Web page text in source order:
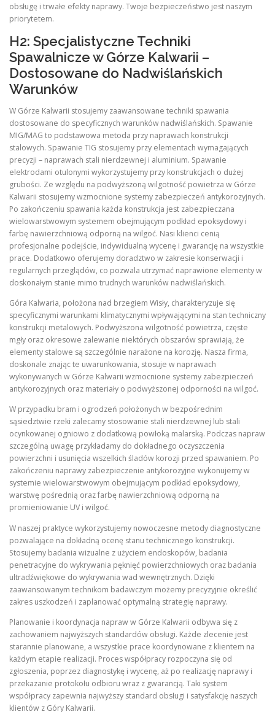
obsługę i trwałe efekty naprawy. Twoje bezpieczeństwo jest naszym
priorytetem.
H2: Specjalistyczne Techniki
Spawalnicze w Górze Kalwarii –
Dostosowane do Nadwiślańskich
Warunków
W Górze Kalwarii stosujemy zaawansowane techniki spawania
dostosowane do specyficznych warunków nadwiślańskich. Spawanie
MIG/MAG to podstawowa metoda przy naprawach konstrukcji
stalowych. Spawanie TIG stosujemy przy elementach wymagających
precyzji – naprawach stali nierdzewnej i aluminium. Spawanie
elektrodami otulonymi wykorzystujemy przy konstrukcjach o dużej
grubości. Ze względu na podwyższoną wilgotność powietrza w Górze
Kalwarii stosujemy wzmocnione systemy zabezpieczeń antykorozyjnych.
Po zakończeniu spawania każda konstrukcja jest zabezpieczana
wielowarstwowym systemem obejmującym podkład epoksydowy i
farbę nawierzchniową odporną na wilgoć. Nasi klienci cenią
profesjonalne podejście, indywidualną wycenę i gwarancję na wszystkie
prace. Dodatkowo oferujemy doradztwo w zakresie konserwacji i
regularnych przeglądów, co pozwala utrzymać naprawione elementy w
doskonałym stanie mimo trudnych warunków nadwiślańskich.
Góra Kalwaria, położona nad brzegiem Wisły, charakteryzuje się
specyficznymi warunkami klimatycznymi wpływającymi na stan techniczny
konstrukcji metalowych. Podwyższona wilgotność powietrza, częste
mgły oraz okresowe zalewanie niektórych obszarów sprawiają, że
elementy stalowe są szczególnie narażone na korozję. Nasza firma,
doskonale znając te uwarunkowania, stosuje w naprawach
wykonywanych w Górze Kalwarii wzmocnione systemy zabezpieczeń
antykorozyjnych oraz materiały o podwyższonej odporności na wilgoć.
W przypadku bram i ogrodzeń położonych w bezpośrednim
sąsiedztwie rzeki zalecamy stosowanie stali nierdzewnej lub stali
ocynkowanej ogniowo z dodatkową powłoką malarską. Podczas napraw
szczególną uwagę przykładamy do dokładnego oczyszczenia
powierzchni i usunięcia wszelkich śladów korozji przed spawaniem. Po
zakończeniu naprawy zabezpieczenie antykorozyjne wykonujemy w
systemie wielowarstwowym obejmującym podkład epoksydowy,
warstwę pośrednią oraz farbę nawierzchniową odporną na
promieniowanie UV i wilgoć.
W naszej praktyce wykorzystujemy nowoczesne metody diagnostyczne
pozwalające na dokładną ocenę stanu technicznego konstrukcji.
Stosujemy badania wizualne z użyciem endoskopów, badania
penetracyjne do wykrywania pęknięć powierzchniowych oraz badania
ultradźwiękowe do wykrywania wad wewnętrznych. Dzięki
zaawansowanym technikom badawczym możemy precyzyjnie określić
zakres uszkodzeń i zaplanować optymalną strategię naprawy.
Planowanie i koordynacja napraw w Górze Kalwarii odbywa się z
zachowaniem najwyższych standardów obsługi. Każde zlecenie jest
starannie planowane, a wszystkie prace koordynowane z klientem na
każdym etapie realizacji. Proces współpracy rozpoczyna się od
zgłoszenia, poprzez diagnostykę i wycenę, aż po realizację naprawy i
przekazanie protokołu odbioru wraz z gwarancją. Taki system
współpracy zapewnia najwyższy standard obsługi i satysfakcję naszych
klientów z Góry Kalwarii.